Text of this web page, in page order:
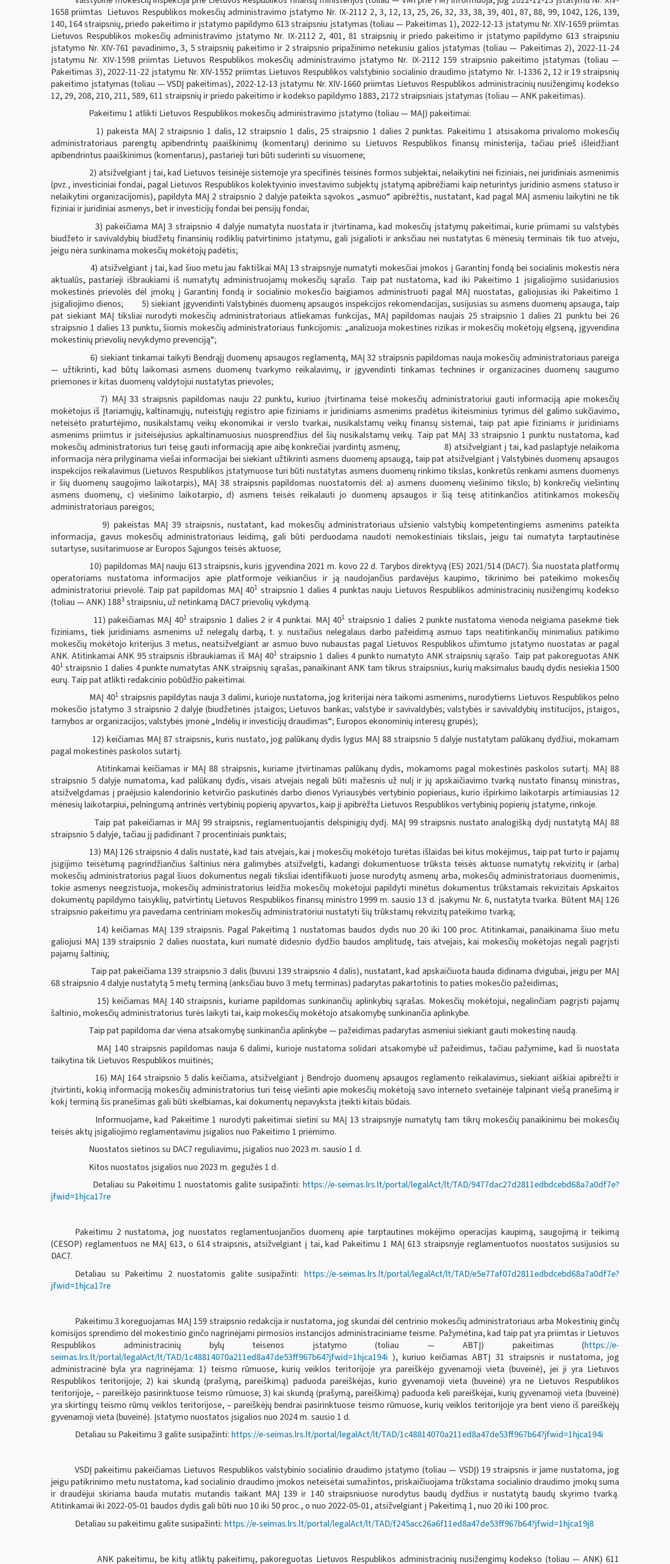
1658 priimtas Lietuvos Respublikos mokesčių administravimo įstatymo Nr. IX-2112 2, 3, 12, 13, 25, 26, 32, 33, 38, 39, 401, 87, 88, 99, 1042, 126, 139,
140, 164 straipsnių, priedo pakeitimo ir įstatymo papildymo 613 straipsniu įstatymas (toliau — Pakeitimas 1), 2022-12-13 įstatymu Nr. XIV-1659 priimtas
Lietuvos Respublikos mokesčių administravimo įstatymo Nr. IX-2112 2, 401, 81 straipsnių ir priedo pakeitimo ir įstatymo papildymo 613 straipsniu
įstatymo Nr. XIV-761 pavadinimo, 3, 5 straipsnių pakeitimo ir 2 straipsnio pripažinimo netekusiu galios įstatymas (toliau — Pakeitimas 2), 2022-11-24
įstatymu Nr. XIV-1598 priimtas Lietuvos Respublikos mokesčių administravimo įstatymo Nr. IX-2112 159 straipsnio pakeitimo įstatymas (toliau —
Pakeitimas 3), 2022-11-22 įstatymu Nr. XIV-1552 priimtas Lietuvos Respublikos valstybinio socialinio draudimo įstatymo Nr. I-1336 2, 12 ir 19 straipsnių
pakeitimo įstatymas (toliau — VSDĮ pakeitimas), 2022-12-13 įstatymu Nr. XIV-1660 priimtas Lietuvos Respublikos administracinių nusižengimų kodekso
12, 29, 208, 210, 211, 589, 611 straipsnių ir priedo pakeitimo ir kodekso papildymo 1883, 2172 straipsniais įstatymas (toliau — ANK pakeitimas).
Pakeitimu 1 atlikti Lietuvos Respublikos mokesčių administravimo įstatymo (toliau — MAĮ) pakeitimai:
1) pakeista MAĮ 2 straipsnio 1 dalis, 12 straipsnio 1 dalis, 25 straipsnio 1 dalies 2 punktas. Pakeitimu 1 atsisakoma privalomo mokesčių
administratoriaus parengtų apibendrintų paaiškinimų (komentarų) derinimo su Lietuvos Respublikos finansų ministerija, tačiau prieš išleidžiant
apibendrintus paaiškinimus (komentarus), pastarieji turi būti suderinti su visuomene;
2) atsižvelgiant į tai, kad Lietuvos teisinėje sistemoje yra specifinės teisinės formos subjektai, nelaikytini nei fiziniais, nei juridiniais asmenimis
(pvz., investiciniai fondai, pagal Lietuvos Respublikos kolektyvinio investavimo subjektų įstatymą apibrėžiami kaip neturintys juridinio asmens statuso ir
nelaikytini organizacijomis), papildyta MAĮ 2 straipsnio 2 dalyje pateikta sąvokos „asmuo“ apibrėžtis, nustatant, kad pagal MAĮ asmeniu laikytini ne tik
fiziniai ir juridiniai asmenys, bet ir investicijų fondai bei pensijų fondai;
3) pakeičiama MAĮ 3 straipsnio 4 dalyje numatyta nuostata ir įtvirtinama, kad mokesčių įstatymų pakeitimai, kurie priimami su valstybės
biudžeto ir savivaldybių biudžetų finansinių rodiklių patvirtinimo įstatymu, gali įsigalioti ir anksčiau nei nustatytas 6 mėnesių terminais tik tuo atveju,
jeigu nėra sunkinama mokesčių mokėtojų padėtis;
4) atsižvelgiant į tai, kad šiuo metu jau faktiškai MAĮ 13 straipsnyje numatyti mokesčiai įmokos į Garantinį fondą bei socialinis mokestis nėra
aktualūs, pastarieji išbraukiami iš numatytų administruojamų mokesčių sąrašo. Taip pat nustatoma, kad iki Pakeitimo 1 įsigaliojimo susidariusios
mokestinės prievolės dėl įmokų į Garantinį fondą ir socialinio mokesčio baigiamos administruoti pagal MAĮ nuostatas, galiojusias iki Pakeitimo 1
įsigaliojimo dienos; 5) siekiant įgyvendinti Valstybinės duomenų apsaugos inspekcijos rekomendacijas, susijusias su asmens duomenų apsauga, taip
pat siekiant MAĮ tiksliai nurodyti mokesčių administratoriaus atliekamas funkcijas, MAĮ papildomas naujais 25 straipsnio 1 dalies 21 punktu bei 26
straipsnio 1 dalies 13 punktu, šiomis mokesčių administratoriaus funkcijomis: „analizuoja mokestines rizikas ir mokesčių mokėtojų elgseną, įgyvendina
mokestinių prievolių nevykdymo prevenciją“;
6) siekiant tinkamai taikyti Bendrąjį duomenų apsaugos reglamentą, MAĮ 32 straipsnis papildomas nauja mokesčių administratoriaus pareiga
— užtikrinti, kad būtų laikomasi asmens duomenų tvarkymo reikalavimų, ir įgyvendinti tinkamas technines ir organizacines duomenų saugumo
priemones ir kitas duomenų valdytojui nustatytas prievoles;
7) MAĮ 33 straipsnis papildomas nauju 22 punktu, kuriuo įtvirtinama teisė mokesčių administratoriui gauti informaciją apie mokesčių
mokėtojus iš Įtariamųjų, kaltinamųjų, nuteistųjų registro apie fiziniams ir juridiniams asmenims pradėtus ikiteisminius tyrimus dėl galimo sukčiavimo,
neteisėto praturtėjimo, nusikalstamų veikų ekonomikai ir verslo tvarkai, nusikalstamų veikų finansų sistemai, taip pat apie fiziniams ir juridiniams
asmenims priimtus ir įsiteisėjusius apkaltinamuosius nuosprendžius dėl šių nusikalstamų veikų. Taip pat MAĮ 33 straipsnio 1 punktu nustatoma, kad
mokesčių administratorius turi teisę gauti informaciją apie aibę konkrečiai įvardintų asmenų; 8) atsižvelgiant į tai, kad paslaptyje nelaikoma
informacija nėra prilyginama viešai informacijai bei siekiant užtikrinti asmens duomenų apsaugą, taip pat atsižvelgiant į Valstybinės duomenų apsaugos
inspekcijos reikalavimus (Lietuvos Respublikos įstatymuose turi būti nustatytas asmens duomenų rinkimo tikslas, konkretūs renkami asmens duomenys
ir šių duomenų saugojimo laikotarpis), MAĮ 38 straipsnis papildomas nuostatomis dėl: a) asmens duomenų viešinimo tikslo; b) konkrečių viešintinų
asmens duomenų, c) viešinimo laikotarpio, d) asmens teisės reikalauti jo duomenų apsaugos ir šią teisę atitinkančios atitinkamos mokesčių
administratoriaus pareigos;
9) pakeistas MAĮ 39 straipsnis, nustatant, kad mokesčių administratoriaus užsienio valstybių kompetentingiems asmenims pateikta
informacija, gavus mokesčių administratoriaus leidimą, gali būti perduodama naudoti nemokestiniais tikslais, jeigu tai numatyta tarptautinėse
sutartyse, susitarimuose ar Europos Sąjungos teisės aktuose;
10) papildomas MAĮ nauju 613 straipsnis, kuris įgyvendina 2021 m. kovo 22 d. Tarybos direktyvą (ES) 2021/514 (DAC7). Šia nuostata platformų
operatoriams nustatoma informacijos apie platformoje veikiančius ir ją naudojančius pardavėjus kaupimo, tikrinimo bei pateikimo mokesčių
administratoriui prievolė. Taip pat papildomas MAĮ 401 straipsnio 1 dalies 4 punktas nauju Lietuvos Respublikos administracinių nusižengimų kodekso
(toliau — ANK) 1883 straipsniu, už netinkamą DAC7 prievolių vykdymą.
11) pakeičiamas MAĮ 401 straipsnio 1 dalies 2 ir 4 punktai. MAĮ 401 straipsnio 1 dalies 2 punkte nustatoma vienoda neigiama pasekmė tiek
fiziniams, tiek juridiniams asmenims už nelegalų darbą, t. y. nustačius nelegalaus darbo pažeidimą asmuo taps neatitinkančių minimalius patikimo
mokesčių mokėtojo kriterijus 3 metus, neatsižvelgiant ar asmuo buvo nubaustas pagal Lietuvos Respublikos užimtumo įstatymo nuostatas ar pagal
ANK. Atitinkamai ANK 95 straipsnis išbraukiamas iš MAĮ 401 straipsnio 1 dalies 4 punkto numatyto ANK straipsnių sąrašo. Taip pat pakoreguotas ANK
401 straipsnio 1 dalies 4 punkte numatytas ANK straipsnių sąrašas, panaikinant ANK tam tikrus straipsnius, kurių maksimalus baudų dydis nesiekia 1500
eurų. Taip pat atlikti redakcinio pobūdžio pakeitimai.
MAĮ 401 straipsnis papildytas nauja 3 dalimi, kurioje nustatoma, jog kriterijai nėra taikomi asmenims, nurodytiems Lietuvos Respublikos pelno
mokesčio įstatymo 3 straipsnio 2 dalyje (biudžetinės įstaigos; Lietuvos bankas; valstybė ir savivaldybės; valstybės ir savivaldybių institucijos, įstaigos,
tarnybos ar organizacijos; valstybės įmonė „Indėlių ir investicijų draudimas“; Europos ekonominių interesų grupės);
12) keičiamas MAĮ 87 straipsnis, kuris nustato, jog palūkanų dydis lygus MAĮ 88 straipsnio 5 dalyje nustatytam palūkanų dydžiui, mokamam
pagal mokestinės paskolos sutartį.
Atitinkamai keičiamas ir MAĮ 88 straipsnis, kuriame įtvirtinamas palūkanų dydis, mokamoms pagal mokestinės paskolos sutartį. MAĮ 88
straipsnio 5 dalyje numatoma, kad palūkanų dydis, visais atvejais negali būti mažesnis už nulį ir jų apskaičiavimo tvarką nustato finansų ministras,
atsižvelgdamas į praėjusio kalendorinio ketvirčio paskutinės darbo dienos Vyriausybės vertybinio popieriaus, kurio išpirkimo laikotarpis artimiausias 12
mėnesių laikotarpiui, pelningumą antrinės vertybinių popierių apyvartos, kaip ji apibrėžta Lietuvos Respublikos vertybinių popierių įstatyme, rinkoje.
Taip pat pakeičiamas ir MAĮ 99 straipsnis, reglamentuojantis delspinigių dydį. MAĮ 99 straipsnis nustato analogišką dydį nustatytą MAĮ 88
straipsnio 5 dalyje, tačiau jį padidinant 7 procentiniais punktais;
13) MAĮ 126 straipsnio 4 dalis nustatė, kad tais atvejais, kai į mokesčių mokėtojo turėtas išlaidas bei kitus mokėjimus, taip pat turto ir pajamų
įsigijimo teisėtumą pagrindžiančius šaltinius nėra galimybės atsižvelgti, kadangi dokumentuose trūksta teisės aktuose numatytų rekvizitų ir (arba)
mokesčių administratorius pagal šiuos dokumentus negali tiksliai identifikuoti juose nurodytų asmenų arba, mokesčių administratoriaus duomenimis,
tokie asmenys neegzistuoja, mokesčių administratorius leidžia mokesčių mokėtojui papildyti minėtus dokumentus trūkstamais rekvizitais Apskaitos
dokumentų papildymo taisyklių, patvirtintų Lietuvos Respublikos finansų ministro 1999 m. sausio 13 d. įsakymu Nr. 6, nustatyta tvarka. Būtent MAĮ 126
straipsnio pakeitimu yra pavedama centriniam mokesčių administratoriui nustatyti šių trūkstamų rekvizitų pateikimo tvarką;
14) keičiamas MAĮ 139 straipsnis. Pagal Pakeitimą 1 nustatomas baudos dydis nuo 20 iki 100 proc. Atitinkamai, panaikinama šiuo metu
galiojusi MAĮ 139 straipsnio 2 dalies nuostata, kuri numatė didesnio dydžio baudos amplitudę, tais atvejais, kai mokesčių mokėtojas negali pagrįsti
pajamų šaltinių;
Taip pat pakeičiama 139 straipsnio 3 dalis (buvusi 139 straipsnio 4 dalis), nustatant, kad apskaičiuota bauda didinama dvigubai, jeigu per MAĮ
68 straipsnio 4 dalyje nustatytą 5 metų terminą (anksčiau buvo 3 metų terminas) padarytas pakartotinis to paties mokesčio pažeidimas;
15) keičiamas MAĮ 140 straipsnis, kuriame papildomas sunkinančių aplinkybių sąrašas. Mokesčių mokėtojui, negalinčiam pagrįsti pajamų
šaltinio, mokesčių administratorius turės laikyti tai, kaip mokesčių mokėtojo atsakomybę sunkinančia aplinkybe.
Taip pat papildoma dar viena atsakomybę sunkinančia aplinkybe — pažeidimas padarytas asmeniui siekiant gauti mokestinę naudą.
MAĮ 140 straipsnis papildomas nauja 6 dalimi, kurioje nustatoma solidari atsakomybė už pažeidimus, tačiau pažymime, kad ši nuostata
taikytina tik Lietuvos Respublikos muitinės;
16) MAĮ 164 straipsnio 5 dalis keičiama, atsižvelgiant į Bendrojo duomenų apsaugos reglamento reikalavimus, siekiant aiškiai apibrėžti ir
įtvirtinti, kokią informaciją mokesčių administratorius turi teisę viešinti apie mokesčių mokėtoją savo interneto svetainėje talpinant viešą pranešimą ir
kokį terminą šis pranešimas gali būti skelbiamas, kai dokumentų nepavyksta įteikti kitais būdais.
Informuojame, kad Pakeitime 1 nurodyti pakeitimai sietini su MAĮ 13 straipsnyje numatytų tam tikrų mokesčių panaikinimu bei mokesčių
teisės aktų įsigaliojimo reglamentavimu įsigalios nuo Pakeitimo 1 priėmimo.
Nuostatos sietinos su DAC7 reguliavimu, įsigalios nuo 2023 m. sausio 1 d.
Kitos nuostatos įsigalios nuo 2023 m. gegužės 1 d.
Detaliau su Pakeitimu 1 nuostatomis galite susipažinti: https://e-seimas.lrs.lt/portal/legalAct/lt/TAD/9477dac27d2811edbdcebd68a7a0df7e?
jfwid=1hjca17re
Pakeitimu 2 nustatoma, jog nuostatos reglamentuojančios duomenų apie tarptautines mokėjimo operacijas kaupimą, saugojimą ir teikimą
(CESOP) reglamentuos ne MAĮ 613, o 614 straipsnis, atsižvelgiant į tai, kad Pakeitimu 1 MAĮ 613 straipsnyje reglamentuotos nuostatos susijusios su
DAC7.
Detaliau su Pakeitimu 2 nuostatomis galite susipažinti: https://e-seimas.lrs.lt/portal/legalAct/lt/TAD/e5e77af07d2811edbdcebd68a7a0df7e?
jfwid=1hjca17re
Pakeitimu 3 koreguojamas MAĮ 159 straipsnio redakcija ir nustatoma, jog skundai dėl centrinio mokesčių administratoriaus arba Mokestinių ginčų
komisijos sprendimo dėl mokestinio ginčo nagrinėjami pirmosios instancijos administraciniame teisme. Pažymėtina, kad taip pat yra priimtas ir Lietuvos
Respublikos administracinių bylų teisenos įstatymo (toliau — ABTĮ) pakeitimas (https://e-
seimas.lrs.lt/portal/legalAct/lt/TAD/1c48814070a211ed8a47de53ff967b64?jfwid=1hjca194i ), kuriuo keičiamas ABTĮ 31 straipsnis ir nustatoma, jog
administracinė byla yra nagrinėjama: 1) teismo rūmuose, kurių veiklos teritorijoje yra pareiškėjo gyvenamoji vieta (buveinė), jei ji yra Lietuvos
Respublikos teritorijoje; 2) kai skundą (prašymą, pareiškimą) paduoda pareiškėjas, kurio gyvenamoji vieta (buveinė) yra ne Lietuvos Respublikos
teritorijoje, – pareiškėjo pasirinktuose teismo rūmuose; 3) kai skundą (prašymą, pareiškimą) paduoda keli pareiškėjai, kurių gyvenamoji vieta (buveinė)
yra skirtingų teismo rūmų veiklos teritorijose, – pareiškėjų bendrai pasirinktuose teismo rūmuose, kurių veiklos teritorijoje yra bent vieno iš pareiškėjų
gyvenamoji vieta (buveinė). Įstatymo nuostatos įsigalios nuo 2024 m. sausio 1 d.
Detaliau su Pakeitimu 3 galite susipažinti: https://e-seimas.lrs.lt/portal/legalAct/lt/TAD/1c48814070a211ed8a47de53ff967b64?jfwid=1hjca194i
VSDĮ pakeitimu pakeičiamas Lietuvos Respublikos valstybinio socialinio draudimo įstatymo (toliau — VSDĮ) 19 straipsnis ir jame nustatoma, jog
jeigu patikrinimo metu nustatoma, kad socialinio draudimo įmokos neteisėtai sumažintos, priskaičiuojama trūkstama socialinio draudimo įmokų suma
ir draudėjui skiriama bauda mutatis mutandis taikant MAĮ 139 ir 140 straipsniuose nurodytus baudų dydžius ir nustatytą baudų skyrimo tvarką.
Atitinkamai iki 2022-05-01 baudos dydis gali būti nuo 10 iki 50 proc., o nuo 2022-05-01, atsižvelgiant į Pakeitimą 1, nuo 20 iki 100 proc.
Detaliau su pakeitimu galite susipažinti: https://e-seimas.lrs.lt/portal/legalAct/lt/TAD/f245acc26a6f11ed8a47de53ff967b64?jfwid=1hjca19j8
ANK pakeitimu, be kitų atliktų pakeitimų, pakoreguotas Lietuvos Respublikos administracinių nusižengimų kodekso (toliau — ANK) 611